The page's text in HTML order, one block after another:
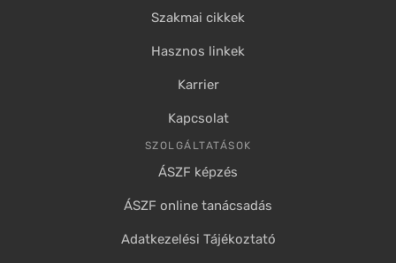
Szakmai cikkek
Hasznos linkek
Karrier
Kapcsolat
SZOLGÁLTATÁSOK
ÁSZF képzés
ÁSZF online tanácsadás
Adatkezelési Tájékoztató